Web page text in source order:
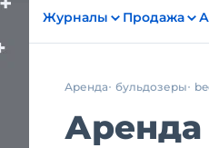
Журналы Продажа
Аренда бульдозеры
Аренда